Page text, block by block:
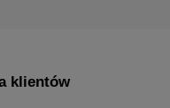
klientów